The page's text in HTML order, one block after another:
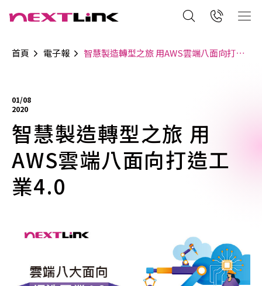
首頁 電子報 智慧製造轉型之旅 用AWS雲端八面向打造工業4.0
01/08
2020
智慧製造轉型之旅 用
AWS雲端八面向打造工
業4.0